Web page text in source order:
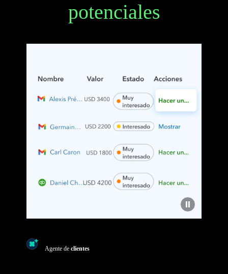
potenciales
Agente de clientes